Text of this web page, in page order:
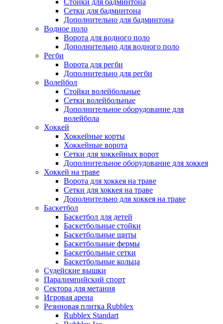
Сетки для бадминтона
Дополнительно для бадминтона
Водное поло
Ворота для водного поло
Дополнительно для водного поло
Регби
Ворота для регби
Дополнительно для регби
Волейбол
Стойки волейбольные
Сетки волейбольные
Дополнительное оборудование для
волейбола
Хоккей
Хоккейные корты
Хоккейные ворота
Сетки для хоккейных ворот
Дополнительное оборудование для хоккея
Хоккей на траве
Ворота для хоккея на траве
Сетки для хоккея на траве
Дополнительно для хоккея на траве
Баскетбол
Баскетбол для детей
Баскетбольные стойки
Баскетбольные щиты
Баскетбольные фермы
Баскетбольные сетки
Баскетбольные кольца
Судейские вышки
Паралимпийский спорт
Сектора для метания
Игровая арена
Резиновая плитка Rubblex
Rubblex Standart